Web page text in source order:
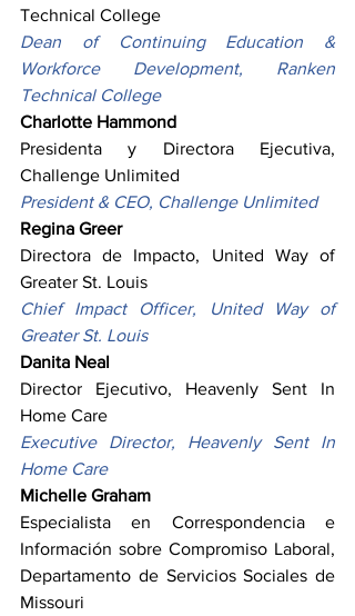
Technical College
Dean of Continuing Education &
Workforce Development, Ranken
Technical College
Charlotte Hammond
Presidenta y Directora Ejecutiva,
Challenge Unlimited
President & CEO, Challenge Unlimited
Regina Greer
Directora de Impacto, United Way of
Greater St. Louis
Chief Impact Officer, United Way of
Greater St. Louis
Danita Neal
Director Ejecutivo, Heavenly Sent In
Home Care
Executive Director, Heavenly Sent In
Home Care
Michelle Graham
Especialista en Correspondencia e
Información sobre Compromiso Laboral,
Departamento de Servicios Sociales de
Missouri